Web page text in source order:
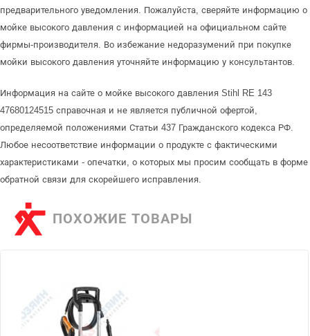
предварительного уведомления. Пожалуйста, сверяйте информацию о
мойке высокого давления с информацией на официальном сайте
фирмы-производителя. Во избежание недоразумений при покупке
мойки высокого давления уточняйте информацию у консультантов.
Информация на сайте о мойке высокого давления Stihl RE 143
47680124515 справочная и не является публичной офертой,
определяемой положениями Статьи 437 Гражданского кодекса РФ.
Любое несоответствие информации о продукте с фактическими
характеристиками - опечатки, о которых мы просим сообщать в форме
обратной связи для скорейшего исправления.
ПОХОЖИЕ ТОВАРЫ